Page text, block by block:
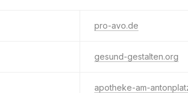
pro-avo.de
gesund-gestalten.org
apotheke-am-